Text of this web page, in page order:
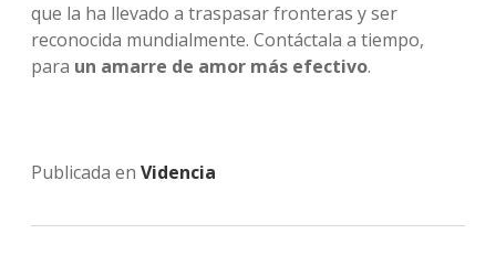
que la ha llevado a traspasar fronteras y ser
reconocida mundialmente. Contáctala a tiempo,
para un amarre de amor más efectivo.
Publicada en Videncia